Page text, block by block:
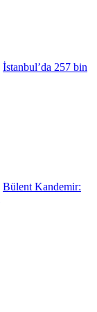
İstanbul’da 257 bin
Bülent Kandemir: